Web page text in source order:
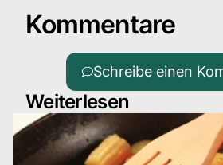
Kommentare
Schreibe einen
Weiterlesen